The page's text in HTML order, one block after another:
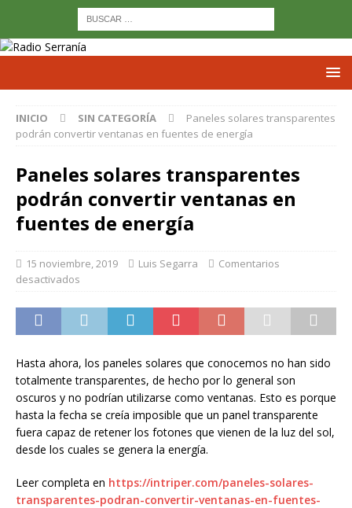
INICIO SIN CATEGORÍA
Paneles solares transparentes
podrán convertir ventanas en fuentes de energía
Paneles solares transparentes
podrán convertir ventanas en
fuentes de energía
15 noviembre, 2019 Luis Segarra
Comentarios
desactivados
Hasta ahora, los paneles solares que conocemos no han sido
totalmente transparentes, de hecho por lo general son
oscuros y no podrían utilizarse como ventanas. Esto es porque
hasta la fecha se creía imposible que un panel transparente
fuera capaz de retener los fotones que vienen de la luz del sol,
desde los cuales se genera la energía.
Leer completa en https://intriper.com/paneles-solares-
transparentes-podran-convertir-ventanas-en-fuentes-